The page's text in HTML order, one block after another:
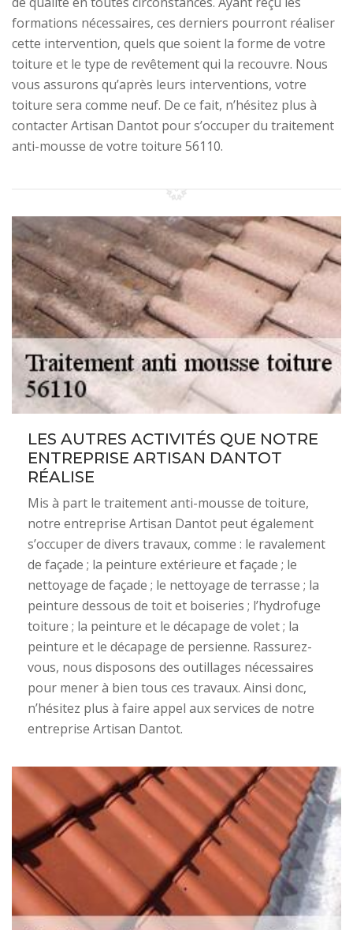
formations nécessaires, ces derniers pourront réaliser
cette intervention, quels que soient la forme de votre
toiture et le type de revêtement qui la recouvre. Nous
vous assurons qu’après leurs interventions, votre
toiture sera comme neuf. De ce fait, n’hésitez plus à
contacter Artisan Dantot pour s’occuper du traitement
anti-mousse de votre toiture 56110.
LES AUTRES ACTIVITÉS QUE NOTRE
ENTREPRISE ARTISAN DANTOT
RÉALISE
Mis à part le traitement anti-mousse de toiture,
notre entreprise Artisan Dantot peut également
s’occuper de divers travaux, comme : le ravalement
de façade ; la peinture extérieure et façade ; le
nettoyage de façade ; le nettoyage de terrasse ; la
peinture dessous de toit et boiseries ; l’hydrofuge
toiture ; la peinture et le décapage de volet ; la
peinture et le décapage de persienne. Rassurez-
vous, nous disposons des outillages nécessaires
pour mener à bien tous ces travaux. Ainsi donc,
n’hésitez plus à faire appel aux services de notre
entreprise Artisan Dantot.